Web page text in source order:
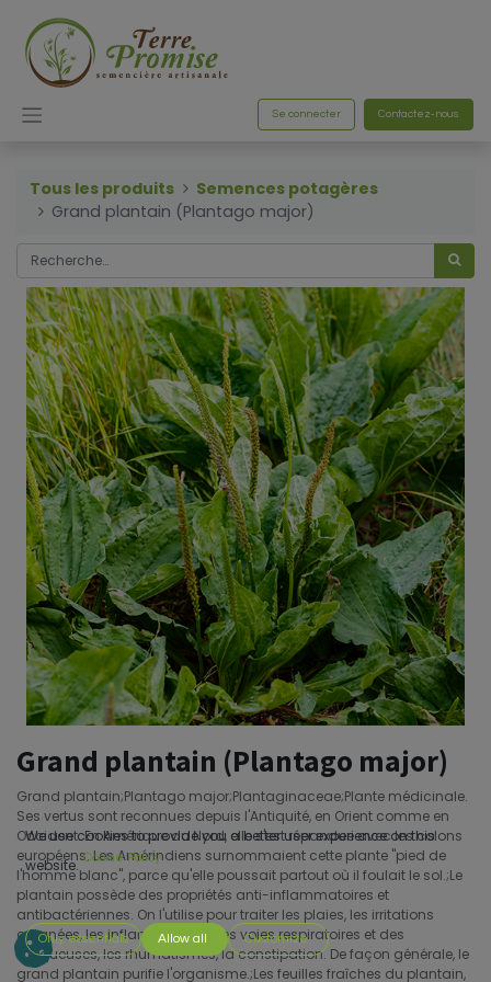
Se connecter Contactez-nous
Tous les produits
Semences potagères
Grand plantain (Plantago major)
Grand plantain (Plantago major)
Grand plantain;Plantago major;Plantaginaceae;Plante médicinale.
Ses vertus sont reconnues depuis l'Antiquité, en Orient comme en
Occident. En Amérique du Nord, elle s'est répandue avec les colons
européens. Les Amérindiens surnommaient cette plante "pied de
l'homme blanc", parce qu'elle poussait partout où il foulait le sol.;Le
plantain possède des propriétés anti-inflammatoires et
antibactériennes. On l'utilise pour traiter les plaies, les irritations
cutanées, les inflammations des voies respiratoires et des
muqueuses, les rhumatismes, la constipation. De façon générale, le
grand plantain purifie l'organisme.;Les feuilles fraîches du plantain,
We use cookies to provide you a better user experience on this
website. Cookie Policy
Only essentials Allow all Customize